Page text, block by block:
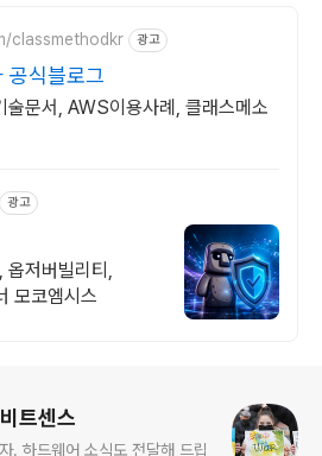
classmethodkr 광고
공식블로그
문서, AWS이용사례, 클래스메소
광고
옵저버빌리티,
모코엠시스
트센스
. 하드웨어 소식도 전달해 드립